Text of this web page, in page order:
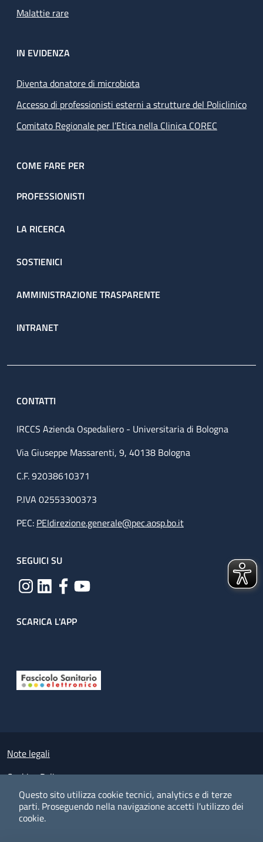
Questo sito utilizza cookie tecnici, analytics e di terze
parti. Proseguendo nella navigazione accetti l'utilizzo dei
cookie.
Malattie rare
IN EVIDENZA
Diventa donatore di microbiota
Accesso di professionisti esterni a strutture del Policlinico
Comitato Regionale per l’Etica nella Clinica COREC
COME FARE PER
PROFESSIONISTI
LA RICERCA
SOSTIENICI
AMMINISTRAZIONE TRASPARENTE
INTRANET
CONTATTI
IRCCS Azienda Ospedaliero - Universitaria di Bologna
Via Giuseppe Massarenti, 9, 40138 Bologna
C.F. 92038610371
P.IVA 02553300373
PEC: PEIdirezione.generale@pec.aosp.bo.it
SEGUICI SU
SCARICA L'APP
Small prints
Note legali
Cookies Policy
Policy privacy e protezione del dato personale
Albo pretorio on-line